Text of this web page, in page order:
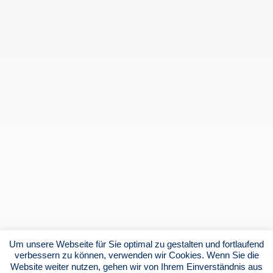
Um unsere Webseite für Sie optimal zu gestalten und fortlaufend
verbessern zu können, verwenden wir Cookies. Wenn Sie die
Website weiter nutzen, gehen wir von Ihrem Einverständnis aus